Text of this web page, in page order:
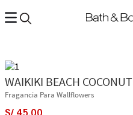
WAIKIKI BEACH COCONUT
Fragancia Para Wallflowers
S/ 45.00